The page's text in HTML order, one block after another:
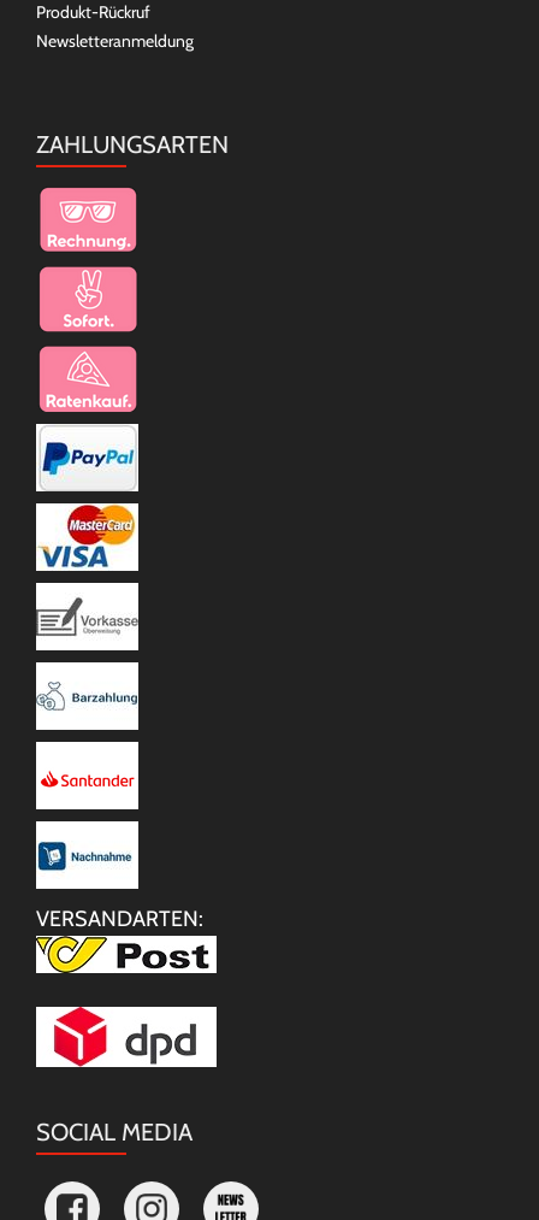
Produkt-Rückruf
Newsletteranmeldung
ZAHLUNGSARTEN
VERSANDARTEN:
SOCIAL MEDIA